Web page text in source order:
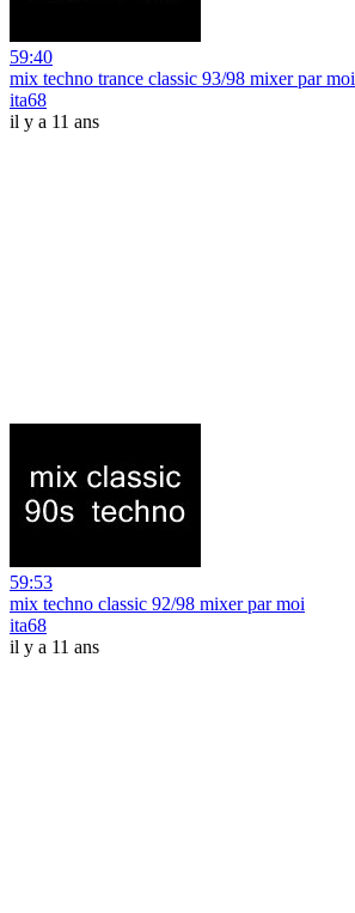
59:40
mix techno trance classic 93/98 mixer par moi
ita68
il y a 11 ans
59:53
mix techno classic 92/98 mixer par moi
ita68
il y a 11 ans